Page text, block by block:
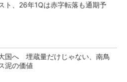
ト、26年1Qは赤字転落も通期予
国へ 埋蔵量だけじゃない、南鳥
泥の価値